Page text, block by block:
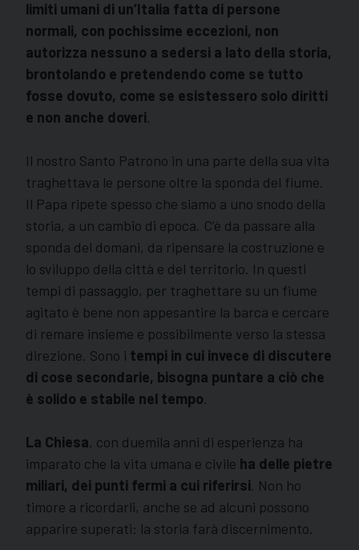
limiti umani di un’Italia fatta di persone
normali, con pochissime eccezioni, non
autorizza nessuno a sedersi a lato della storia,
brontolando e pretendendo come se tutto
fosse dovuto, come se esistessero solo diritti
e non anche doveri.
Il nostro Santo Patrono in una parte della sua vita
traghettava le persone oltre la sponda del fiume.
Il Papa ripete spesso che siamo a uno snodo della
storia, a un cambio di epoca. C’è da passare alla
sponda del domani, da ripensare la costruzione e
lo sviluppo della città e del territorio. In questi
tempi di passaggio, per traghettare su un fiume
agitato è bene non appesantire la barca e cercare
di remare insieme e possibilmente verso la stessa
direzione. Sono i tempi in cui invece di discutere
di cose secondarie, bisogna puntare a ciò che
è solido e stabile nel tempo.
La Chiesa, con duemila anni di esperienza ha
imparato che la vita umana e civile ha delle pietre
miliari, dei punti fermi a cui riferirsi. Non ho
timore a ricordarli, anche se ad alcuni possono
apparire superati: la storia farà discernimento.